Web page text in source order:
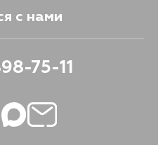
с нами
75-11